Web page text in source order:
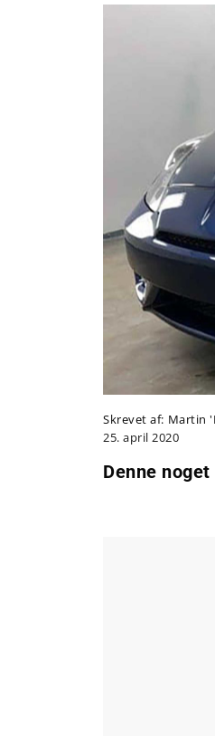
Skrevet af: Martin
25. april 2020
Denne